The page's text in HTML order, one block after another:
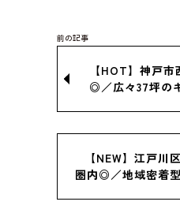
【HOT】神戸
◎／広々37坪の
【NEW】江戸川
圏内◎／地域密着